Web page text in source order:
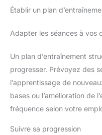
Établir un plan
Adapter les séances à vos
Un plan d’entraînement
progresser. Prévoyez des
l’apprentissage de
bases ou l’amélioration de
fréquence selon votre
Suivre sa progression